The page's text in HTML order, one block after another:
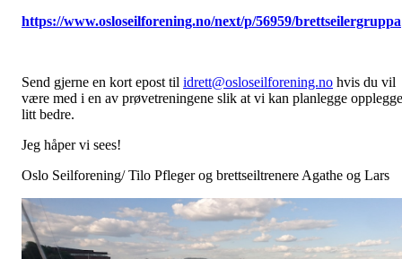
https://www.osloseilforening.no/next/p/56959/brettseilergruppa
Send gjerne en kort epost til idrett@osloseilforening.no hvis du vil
være med i en av prøvetreningene slik at vi kan planlegge
litt bedre.
Jeg håper vi sees!
Oslo Seilforening/ Tilo Pfleger og brettseiltrenere Agathe og Lars